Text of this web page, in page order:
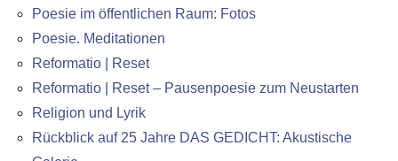
Poesie im öffentlichen Raum: Fotos
Poesie. Meditationen
Reformatio | Reset
Reformatio | Reset – Pausenpoesie zum Neustarten
Religion und Lyrik
Rückblick auf 25 Jahre DAS GEDICHT: Akustische